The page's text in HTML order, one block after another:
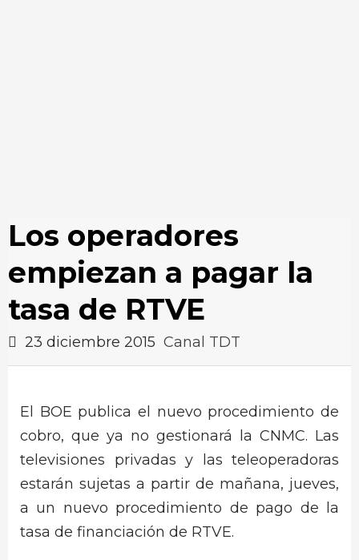
Los operadores
empiezan a pagar la
tasa de RTVE
23 diciembre 2015 Canal TDT
El BOE publica el nuevo procedimiento de
cobro, que ya no gestionará la CNMC. Las
televisiones privadas y las teleoperadoras
estarán sujetas a partir de mañana, jueves,
a un nuevo procedimiento de pago de la
tasa de financiación de RTVE.